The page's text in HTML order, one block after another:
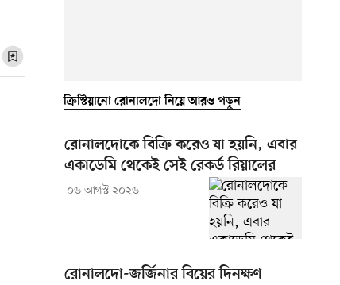
ক্রিস্টিয়ানো রোনালদো নিয়ে আরও পড়ুন
রোনালদোকে বিক্রি করেও যা হয়নি, এবার
একাডেমি থেকেই সেই রেকর্ড রিয়ালের
০৬ আগস্ট ২০২৬
রোনালদো-জর্জিনার বিয়ের দিনক্ষণ